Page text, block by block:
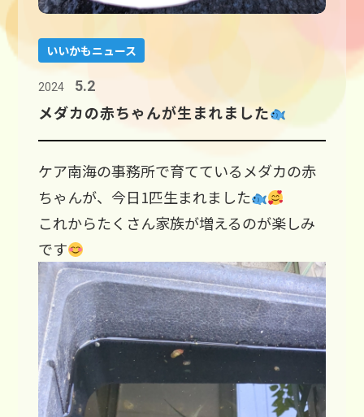
いいかもニュース
2024 5.2
メダカの赤ちゃんが生まれました
ケア南海の事務所で育てているメダカの赤
ちゃんが、今日1匹生まれました
これからたくさん家族が増えるのが楽しみ
です